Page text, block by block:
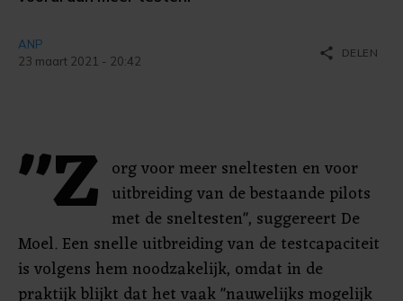
ANP
23 maart 2021 - 20:42
share DELEN
"Z org voor meer sneltesten en voor
uitbreiding van de bestaande pilots
met de sneltesten", suggereert De
Moel. Een snelle uitbreiding van de testcapaciteit
is volgens hem noodzakelijk, omdat in de
praktijk blijkt dat het vaak "nauwelijks mogelijk